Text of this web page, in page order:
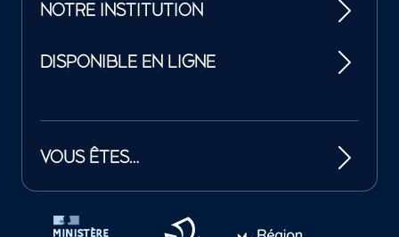
NOTRE INSTITUTION
DISPONIBLE EN LIGNE
VOUS ÊTES…
Tutelles et mécènes de la Philharmonie de Paris